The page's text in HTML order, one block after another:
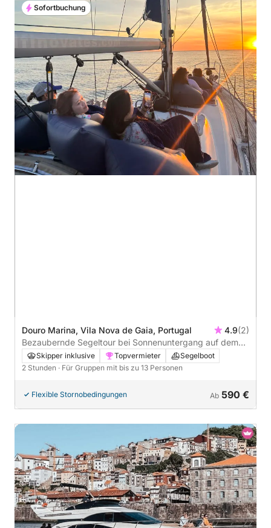
Douro Marina, Vila Nova de Gaia, Portugal 4.9(2)
Bezaubernde Segeltour bei Sonnenuntergang auf dem
DouroSkipper inklusive Topvermieter
Segelboot
2 Stunden · Für Gruppen mit bis zu 13 Personen
Flexible Stornobedingungen Ab 590 €
Sofortbuchung